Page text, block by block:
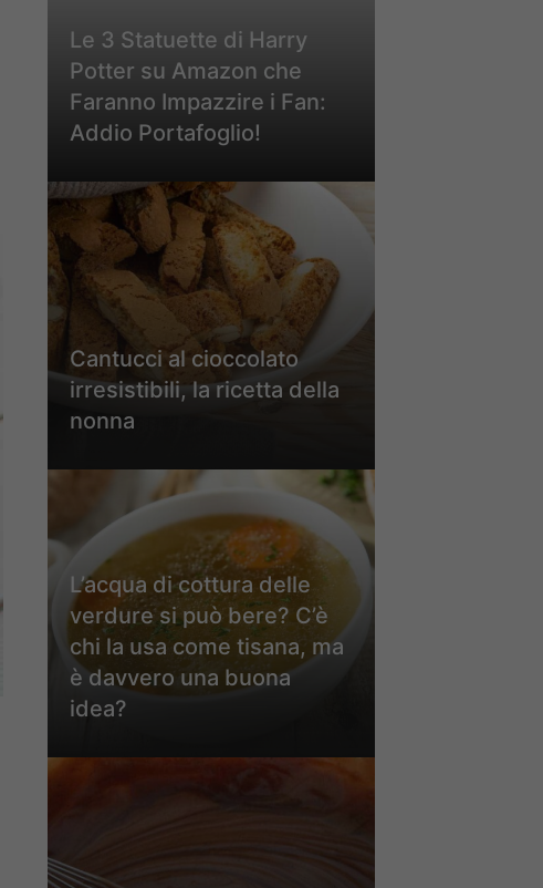
Le 3 Statuette di Harry
Potter su Amazon che
Faranno Impazzire i Fan:
Addio Portafoglio!
Cantucci al cioccolato
irresistibili, la ricetta della
nonna
L’acqua di cottura delle
verdure si può bere? C’è
chi la usa come tisana, ma
è davvero una buona
idea?